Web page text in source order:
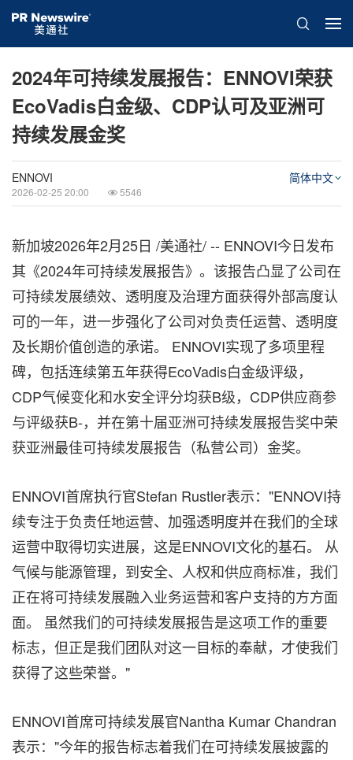
2024年可持续发展报告：ENNOVI荣获
EcoVadis白金级、CDP认可及亚洲可
持续发展金奖
ENNOVI
2026-02-25 20:00 5546
简体中文
新加坡2026年2月25日 /美通社/ -- ENNOVI今日发布
其《2024年可持续发展报告》。该报告凸显了公司在
可持续发展绩效、透明度及治理方面获得外部高度认
可的一年，进一步强化了公司对负责任运营、透明度
及长期价值创造的承诺。 ENNOVI实现了多项里程
碑，包括连续第五年获得EcoVadis白金级评级，
CDP气候变化和水安全评分均获B级，CDP供应商参
与评级获B-，并在第十届亚洲可持续发展报告奖中荣
获亚洲最佳可持续发展报告（私营公司）金奖。
ENNOVI首席执行官Stefan Rustler表示："ENNOVI持
续专注于负责任地运营、加强透明度并在我们的全球
运营中取得切实进展，这是ENNOVI文化的基石。 从
气候与能源管理，到安全、人权和供应商标准，我们
正在将可持续发展融入业务运营和客户支持的方方面
面。 虽然我们的可持续发展报告是这项工作的重要
标志，但正是我们团队对这一目标的奉献，才使我们
获得了这些荣誉。"
ENNOVI首席可持续发展官Nantha Kumar Chandran
表示："今年的报告标志着我们在可持续发展披露的